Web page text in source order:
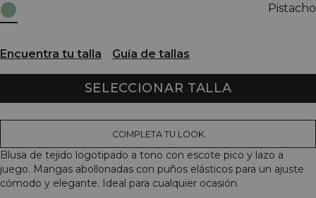
Pistacho
Encuentra tu talla Guía de tallas
SELECCIONAR TALLA
COMPLETA TU LOOK
Blusa de tejido logotipado a tono con escote pico y lazo a
juego. Mangas abollonadas con puños elásticos para un ajuste
cómodo y elegante. Ideal para cualquier ocasión.